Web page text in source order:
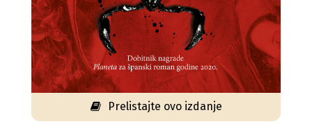
Prelistajte ovo izdanje